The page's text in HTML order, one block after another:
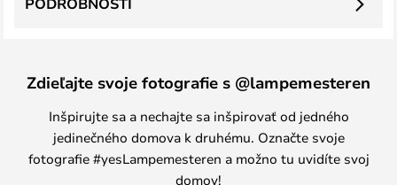
Zdieľajte svoje fotografie s @lampemesteren
Inšpirujte sa a nechajte sa inšpirovať od jedného
jedinečného domova k druhému. Označte svoje
fotografie #yesLampemesteren a možno tu uvidíte svoj
domov!